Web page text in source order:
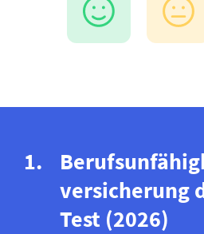
versicherung
Test (2026)